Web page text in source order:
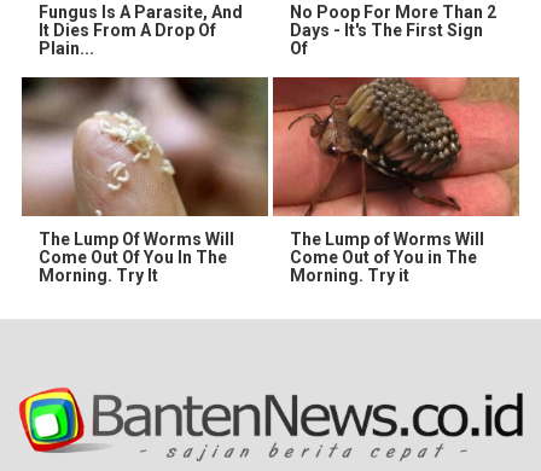
Fungus Is A Parasite, And
It Dies From A Drop Of
Plain...
No Poop For More Than 2
Days - It's The First Sign
Of
The Lump Of Worms Will
Come Out Of You In The
Morning. Try It
The Lump of Worms Will
Come Out of You in The
Morning. Try it